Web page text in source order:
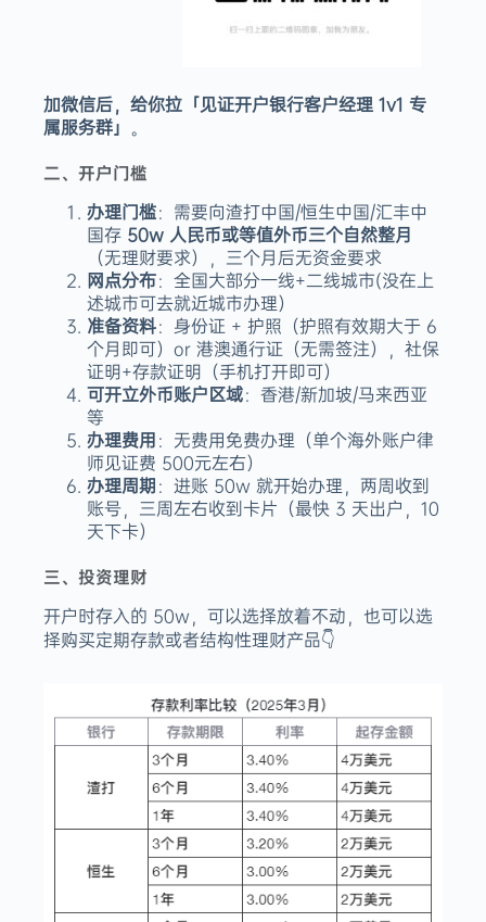
加微信后，给你拉「见证开户银行客户经理 1v1 专
属服务群」 。
二、开户门槛
办理门槛：需要向渣打中国/恒生中国/汇丰中
国存 50w 人民币或等值外币三个自然整月
（无理财要求），三个月后无资金要求
网点分布：全国大部分一线+二线城市(没在上
述城市可去就近城市办理）
准备资料：身份证 + 护照（护照有效期大于 6
个月即可）or 港澳通行证（无需签注），社保
证明+存款证明（手机打开即可）
可开立外币账户区域：香港/新加坡/马来西亚
等
办理费用 ：无费用免费办理（单个海外账户律
师见证费 500元左右）
办理周期 ：进账 50w 就开始办理，两周收到
账号，三周左右收到卡片（最快 3 天出户，10
天下卡）
三、投资理财
开户时存入的 50w，可以选择放着不动，也可以选
择购买定期存款或者结构性理财产品👇